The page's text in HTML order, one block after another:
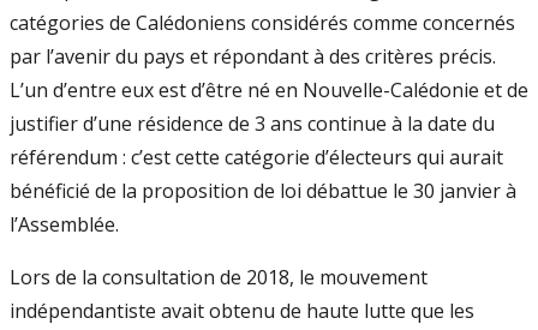
catégories de Calédoniens considérés comme concernés
par l’avenir du pays et répondant à des critères précis.
L’un d’entre eux est d’être né en Nouvelle-Calédonie et de
justifier d’une résidence de 3 ans continue à la date du
référendum : c’est cette catégorie d’électeurs qui aurait
bénéficié de la proposition de loi débattue le 30 janvier à
l’Assemblée.
Lors de la consultation de 2018, le mouvement
indépendantiste avait obtenu de haute lutte que les